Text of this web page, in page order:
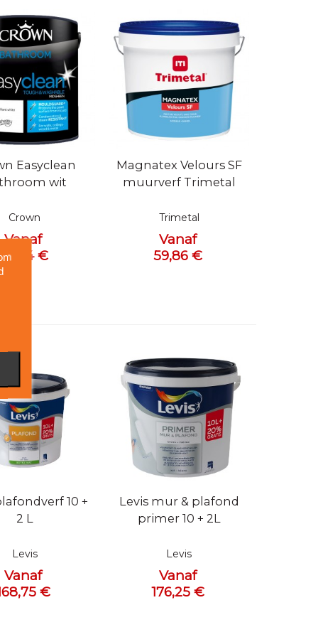
Easyclean
wit
Crown
Vanaf
€
Snel bekijken
Magnatex Velours SF
muurverf Trimetal
Trimetal
Vanaf
59,86 €
10 +
2 L
Levis
Vanaf
€
Snel bekijken
Levis mur & plafond
primer 10 + 2L
Levis
Vanaf
176,25 €